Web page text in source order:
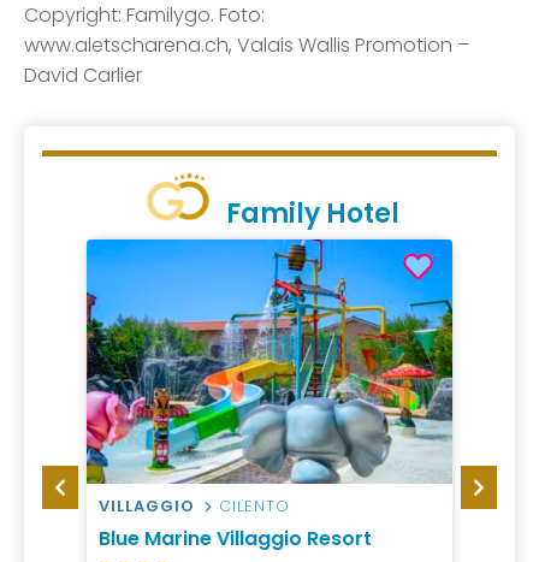
Copyright: Familygo. Foto:
www.aletscharena.ch, Valais Wallis Promotion –
David Carlier
Family Hotel
VILLAGGIO CILENTO
Blue Marine Villaggio Resort